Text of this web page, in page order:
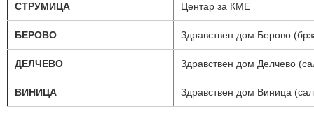
СТРУМИЦА Центар за КМЕ
БЕРОВО Здравствен дом Берово
ДЕЛЧЕВО Здравствен дом Делчево
ВИНИЦА Здравствен дом Виница